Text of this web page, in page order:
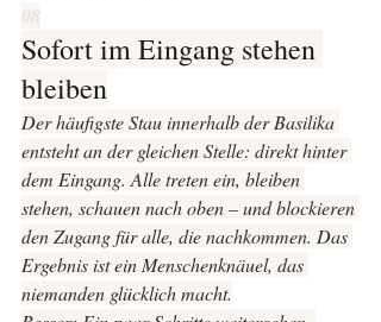
08
Sofort im Eingang stehen
bleiben
Der häufigste Stau innerhalb der Basilika
entsteht an der gleichen Stelle: direkt hinter
dem Eingang. Alle treten ein, bleiben
stehen, schauen nach oben – und blockieren
den Zugang für alle, die nachkommen. Das
Ergebnis ist ein Menschenknäuel, das
niemanden glücklich macht.